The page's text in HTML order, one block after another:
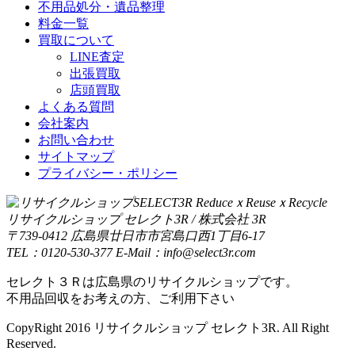
不用品処分・遺品整理
料金一覧
買取について
LINE査定
出張買取
店頭買取
よくある質問
会社案内
お問い合わせ
サイトマップ
プライバシー・ポリシー
リサイクルショップ セレクト3R / 株式会社 3R
〒739-0412 広島県廿日市市宮島口西1丁目6-17
TEL：0120-530-377 E-Mail：info@select3r.com
セレクト３Ｒは広島県のリサイクルショップです。
不用品回収をお考えの方、ご利用下さい
CopyRight 2016 リサイクルショップ セレクト3R. All Right
Reserved.